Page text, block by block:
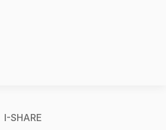
I-SHARE